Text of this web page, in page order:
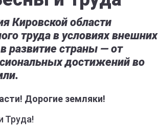
Кировской области
труда в условиях внешних
развитие страны — от
достижений во
Дорогие земляки!
Труда!